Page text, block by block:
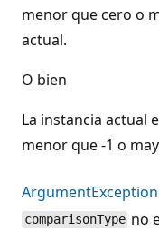
menor que cero o
actual.
O bien
La instancia actual
menor que -1 o
ArgumentException
comparisonType no